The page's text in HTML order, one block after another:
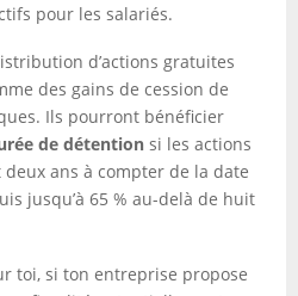
pour les salariés.
d’actions gratuites
des gains de cession de
Ils pourront bénéficier
de détention si les actions
ans à compter de la date
jusqu’à 65 % au-delà de huit
toi, si ton entreprise propose